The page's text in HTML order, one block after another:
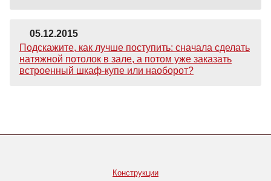
05.12.2015
Подскажите, как лучше поступить: сначала сделать
натяжной потолок в зале, а потом уже заказать
встроенный шкаф-купе или наоборот?
Конструкции